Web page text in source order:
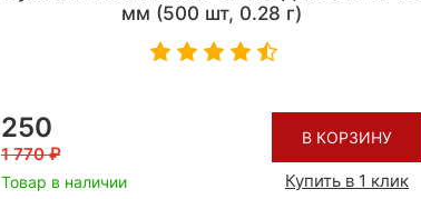
мм (500 шт, 0.28 г)
250
1 770
Товар в наличии
В КОРЗИНУ
Купить в 1 клик